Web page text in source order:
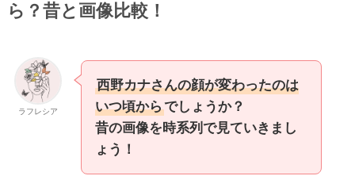
ら？昔と画像比較！
ラフレシア
西野カナさんの顔が変わったのは
いつ頃からでしょうか？
昔の画像を時系列で見ていきまし
ょう！